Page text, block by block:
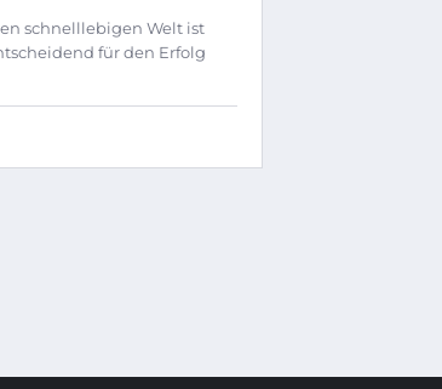
schnelllebigen Welt ist
für den Erfolg